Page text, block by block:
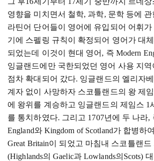
영향을 미치면서 철학, 과학, 문학 등에
라틴어 단어들이 영어에 유입되어 어휘가
기에 스펠링 규칙이 확정되어 영어가 대
되었는데 이것이 현대 영어, 즉 Modern
잉글랜드에만 국한되었던 영어 사용 지역
점차 확대되어 갔다. 잉글랜드의 엘리자
계자 없이 사망하자 스코틀랜드의 왕 제
에 왕위를 계승하고 잉글랜드의 제임스 1
를 통치하였다. 그리고 1707년에 두 나라,
England와 Kingdom of Scotland가 합병하
Great Britain이 되었고 마침내 스코틀랜
(Highlands의 Gaelic과 Lowlands의Scots)